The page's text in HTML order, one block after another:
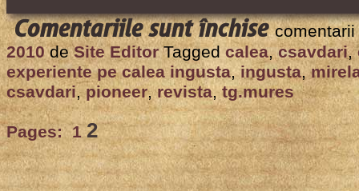
Comentariile sunt închisepentru
Revista
pe
calea
îngustă”,
câteva
articole
2010 de Site EditorTagged calea,csavdari,
experiente pe calea ingusta,ingusta,
csavdari,pioneer,revista,tg.mures
Pages: 1 2